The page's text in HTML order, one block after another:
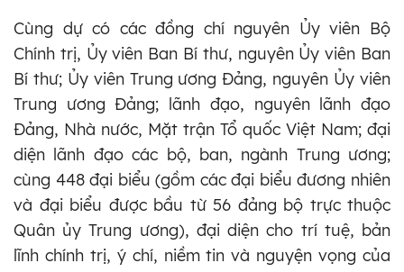
Cùng dự có các đồng chí nguyên Ủy viên Bộ
Chính trị, Ủy viên Ban Bí thư, nguyên Ủy viên Ban
Bí thư; Ủy viên Trung ương Đảng, nguyên Ủy viên
Trung ương Đảng; lãnh đạo, nguyên lãnh đạo
Đảng, Nhà nước, Mặt trận Tổ quốc Việt Nam; đại
diện lãnh đạo các bộ, ban, ngành Trung ương;
cùng 448 đại biểu (gồm các đại biểu đương nhiên
và đại biểu được bầu từ 56 đảng bộ trực thuộc
Quân ủy Trung ương), đại diện cho trí tuệ, bản
lĩnh chính trị, ý chí, niềm tin và nguyện vọng của